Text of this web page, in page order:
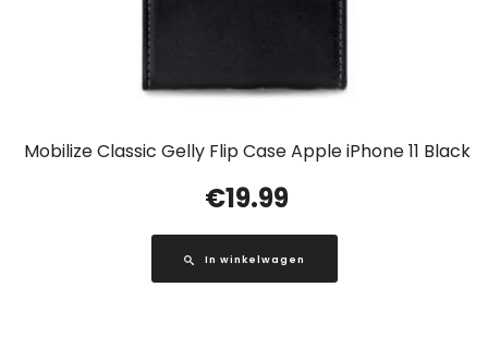
Mobilize Classic Gelly Flip Case Apple iPhone 11 Black
€19.99
In winkelwagen